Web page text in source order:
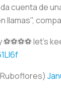
cuenta de
llamas",
let’s